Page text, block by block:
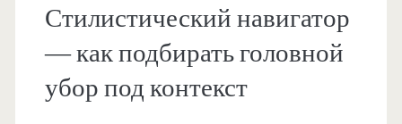
Стилистический навигатор
— как подбирать головной
убор под контекст